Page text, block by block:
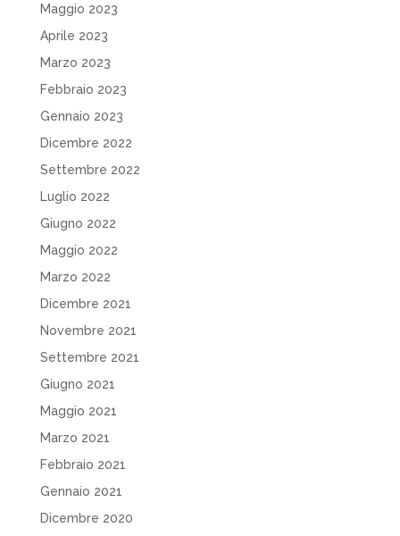
Maggio 2023
Aprile 2023
Marzo 2023
Febbraio 2023
Gennaio 2023
Dicembre 2022
Settembre 2022
Luglio 2022
Giugno 2022
Maggio 2022
Marzo 2022
Dicembre 2021
Novembre 2021
Settembre 2021
Giugno 2021
Maggio 2021
Marzo 2021
Febbraio 2021
Gennaio 2021
Dicembre 2020